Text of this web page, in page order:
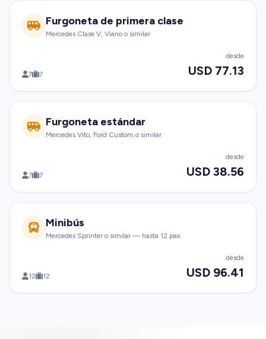
Furgoneta de primera clase
Mercedes Clase V, Viano o similar
7 7
desde
USD 77.13
Furgoneta estándar
Mercedes Vito, Ford Custom o similar
7 7
desde
USD 38.56
Minibús
Mercedes Sprinter o similar — hasta 12 pax
12 12
desde
USD 96.41